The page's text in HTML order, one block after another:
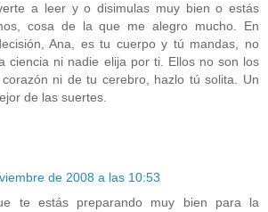
a leer y o disimulas muy bien o estás
cosa de la que me alegro mucho. En
Ana, es tu cuerpo y tú mandas, no
ciencia ni nadie elija por ti. Ellos no son los
ni de tu cerebro, hazlo tú solita. Un
de las suertes.
de 2008 a las 10:53
te estás preparando muy bien para la